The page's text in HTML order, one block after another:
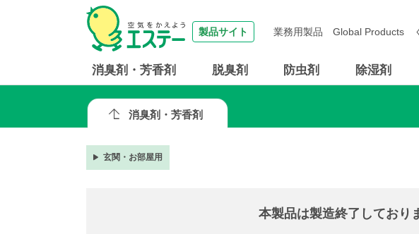
製品サイト
消臭剤・芳香剤 脱臭剤 防虫剤 除湿剤
業務用製品 Global Products
消臭剤・芳香剤
玄関・お部屋用
本製品は製造終了しており